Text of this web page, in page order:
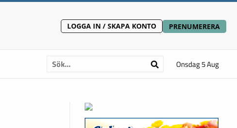
LOGGA IN / SKAPA KONTO PRENUMERERA
Onsdag 5 Aug